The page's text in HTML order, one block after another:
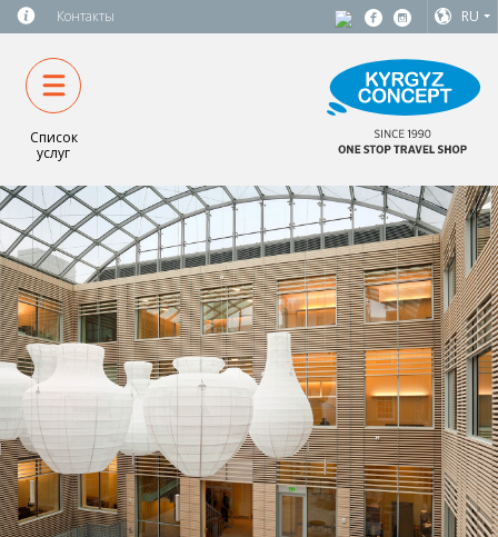
Контакты RU
Список
услуг